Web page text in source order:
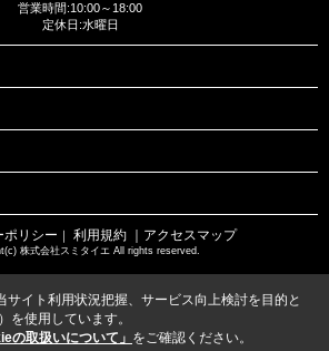
営業時間:10:00～18:00
定休日:水曜日
ポリシー 利用規約 ｜アクセスマップ
株式会社スミタイエ All rights reserved.
サイト利用状況把握、サービス向上検討を目的と
を使用しています。
の取扱いについて」 をご確認ください。